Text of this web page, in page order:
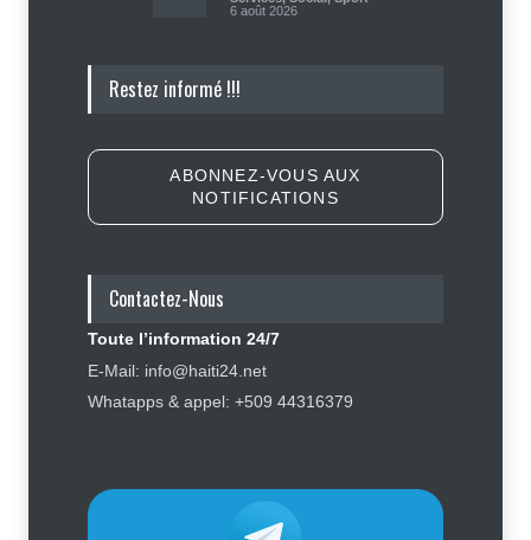
6 août 2026
accélérer la campagne de
Appuyé par les États-Unis, le
Symbole d’échec politique, Youri
Latortue aujourd’hui en quête de
Restez informé !!!
ABONNEZ-VOUS AUX
NOTIFICATIONS
Contactez-Nous
Toute l’information 24/7
E-Mail: info@haiti24.net
Whatapps & appel: +509 44316379